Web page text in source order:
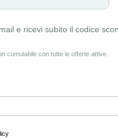
e ricevi subito il codice
cumulabile con tutte le offerte attive.